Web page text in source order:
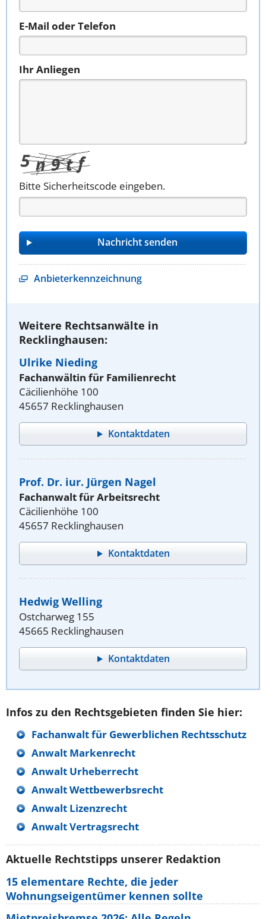
E-Mail oder Telefon
Ihr Anliegen
Bitte Sicherheitscode eingeben.
Anbieterkennzeichnung
Weitere Rechtsanwälte in
Recklinghausen:
Ulrike Nieding
Fachanwältin für Familienrecht
Cäcilienhöhe 100
45657 Recklinghausen
Kontaktdaten
Prof. Dr. iur. Jürgen Nagel
Fachanwalt für Arbeitsrecht
Cäcilienhöhe 100
45657 Recklinghausen
Kontaktdaten
Hedwig Welling
Ostcharweg 155
45665 Recklinghausen
Kontaktdaten
Infos zu den Rechtsgebieten finden Sie hier:
Fachanwalt für Gewerblichen Rechtsschutz
Anwalt Markenrecht
Anwalt Urheberrecht
Anwalt Wettbewerbsrecht
Anwalt Lizenzrecht
Anwalt Vertragsrecht
Aktuelle Rechtstipps unserer Redaktion
15 elementare Rechte, die jeder
Wohnungseigentümer kennen sollte